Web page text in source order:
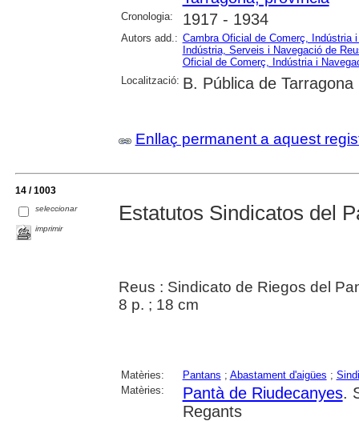
Cronologia: 1917 - 1934
Autors add.: Cambra Oficial de Comerç, Indústria
Indústria, Serveis i Navegació de
Oficial de Comerç, Indústria i
Localització: B. Pública de Tarragona
Enllaç permanent a aquest
14 / 1003
seleccionar
imprimir
Estatutos Sindicatos del
Reus : Sindicato de Riegos del
8 p. ; 18 cm
Matèries: Pantans ; Abastament d'aigües ;
Matèries:
Pantà de Riudecanyes.
Regants